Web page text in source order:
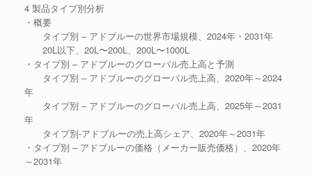
4 製品タイプ別分析
・概要
タイプ別 – アドブルーの世界市場規模、2024年・2031年
20L以下、20L〜200L、200L〜1000L
・タイプ別 – アドブルーのグローバル売上高と予測
タイプ別 – アドブルーのグローバル売上高、2020年～2024
年
タイプ別 – アドブルーのグローバル売上高、2025年～2031
年
タイプ別-アドブルーの売上高シェア、2020年～2031年
・タイプ別 – アドブルーの価格（メーカー販売価格）、2020年
～2031年